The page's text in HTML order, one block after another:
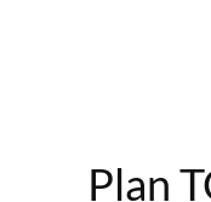
Plan